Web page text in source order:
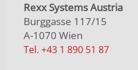
Rexx Systems Austria
Burggasse 117/15
A-1070 Wien
Tel. +43 1 890 51 87